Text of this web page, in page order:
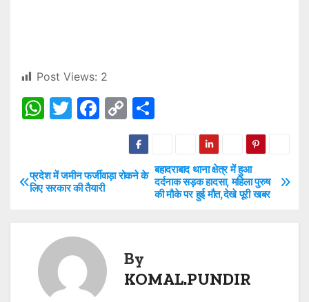
Post Views: 2
W
s
A
p
T
er
F
e
b
k
C
o
p
y
S
e
P
बहादराबाद थाना क्षेत्र में हुआ
दर्दनाक सड़क हादसा, महिला पुरुष
की मौके पर हुई मौत,देखे पूरी खबर
प्रदेश में जमीन फर्जीवाड़ा रोकने के
लिए सरकार की तैयारी
By
KOMAL.PUNDIR